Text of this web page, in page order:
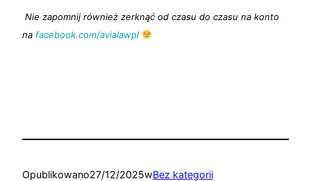
Nie zapomnij również zerknąć od czasu do czasu na konto
na facebook.com/avialawpl
Opublikowano27/12/2025wBez kategorii